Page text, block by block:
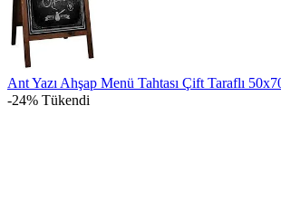
Ant Yazı Ahşap Menü Tahtası Çift Taraflı
-24% Tükendi